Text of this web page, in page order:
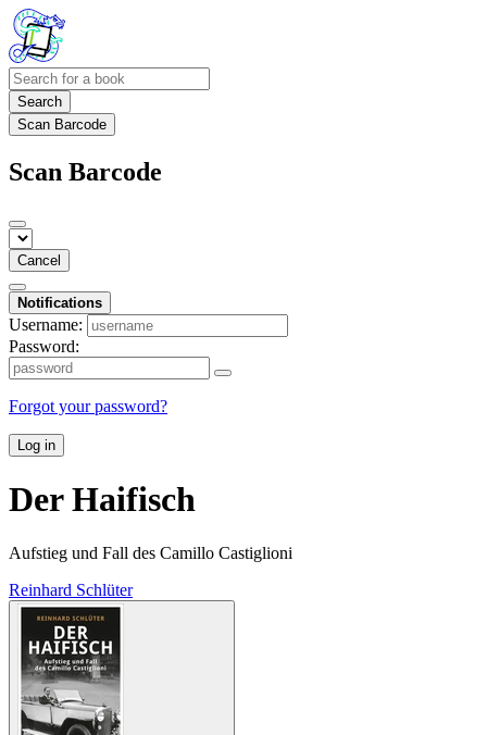
Search
Scan Barcode
Scan Barcode
Cancel
Notifications
Username:
Password:
Forgot your password?
Log in
Der Haifisch
Aufstieg und Fall des Camillo Castiglioni
Reinhard Schlüter